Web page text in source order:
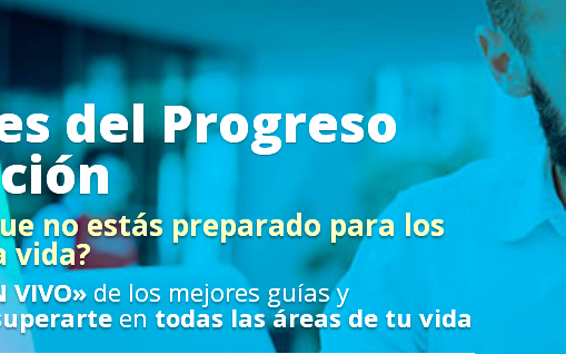
del Progreso
no estás preparado para los
vida?
VIVO» de los mejores guías y
en todas las áreas de tu vida